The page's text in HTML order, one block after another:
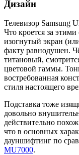
Дизайн
Телевизор Samsung
Что кроется за
изогнутый экран
факту равнодушен.
титановый,
цветовой гаммы.
востребованная
стиля настоящего
Подставка тоже
довольно
действительно
что в основных
дауншифтинг по
MU7000.